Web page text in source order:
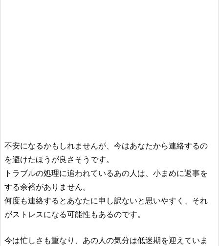
不安になるかもしれませんが、今はあなたから連絡するの
を避けたほうが良さそうです。
トラブルの処理に追われているあの人は、小まめに返事を
する余裕がありません。
何度も連絡するとあなたに申し訳ないと思いやすく、それ
がストレスになる可能性もあるのです。
今は忙しさも重なり、あの人の気分は低迷期を迎えていま